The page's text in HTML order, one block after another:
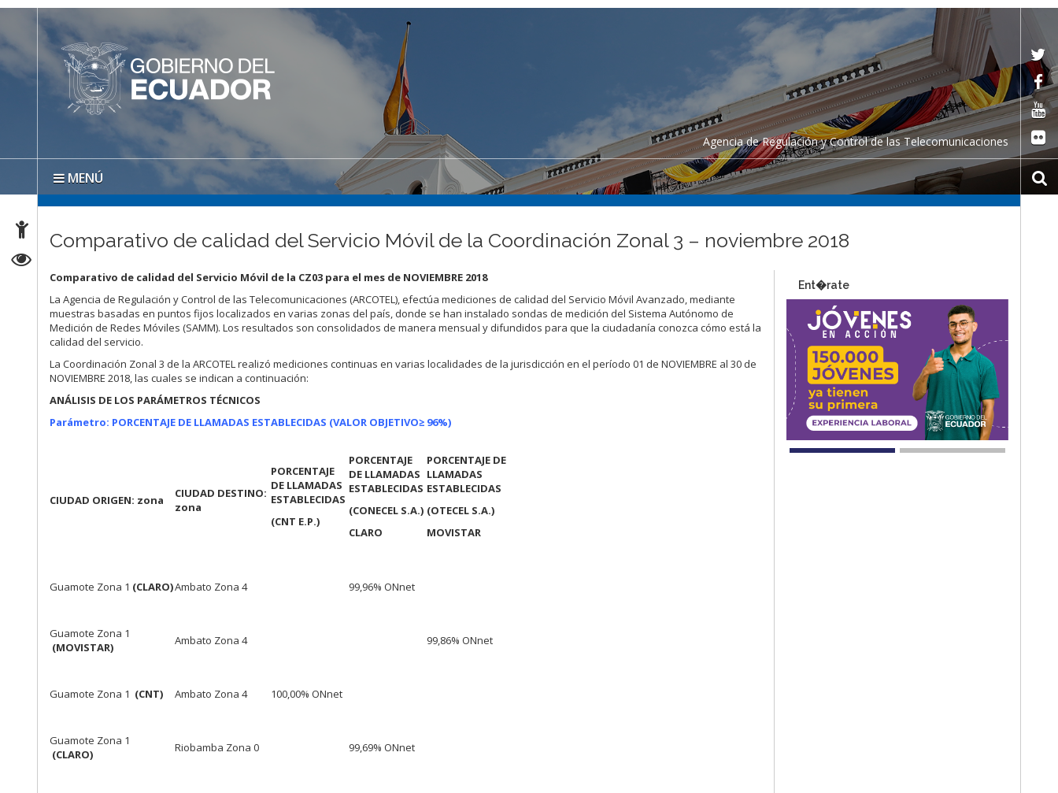
Agencia de Regulación y Control de las Telecomunicaciones
MENÚ
Comparativo de calidad del Servicio Móvil de la Coordinación Zonal 3 – noviembre 2018
Comparativo de calidad del Servicio Móvil de la CZ03 para el mes de NOVIEMBRE 2018
La Agencia de Regulación y Control de las Telecomunicaciones (ARCOTEL), efectúa mediciones de calidad del Servicio Móvil Avanzado, mediante
muestras basadas en puntos fijos localizados en varias zonas del país, donde se han instalado sondas de medición del Sistema Autónomo de
Medición de Redes Móviles (SAMM). Los resultados son consolidados de manera mensual y difundidos para que la ciudadanía conozca cómo está la
calidad del servicio.
La Coordinación Zonal 3 de la ARCOTEL realizó mediciones continuas en varias localidades de la jurisdicción en el período 01 de NOVIEMBRE al 30 de
NOVIEMBRE 2018, las cuales se indican a continuación:
ANÁLISIS DE LOS PARÁMETROS TÉCNICOS
Parámetro: PORCENTAJE DE LLAMADAS ESTABLECIDAS (VALOR OBJETIVO≥ 96%)
CIUDAD ORIGEN: zona
CIUDAD DESTINO:
zona
PORCENTAJE
DE LLAMADAS
ESTABLECIDAS
(CNT E.P.)
PORCENTAJE
DE LLAMADAS
ESTABLECIDAS
(CONECEL S.A.)
CLARO
PORCENTAJE DE
LLAMADAS
ESTABLECIDAS
(OTECEL S.A.)
MOVISTAR
Guamote Zona 1 (CLARO)Ambato Zona 4 99,96% ONnet
Guamote Zona 1
(MOVISTAR)
Ambato Zona 4 99,86% ONnet
Guamote Zona 1 (CNT) Ambato Zona 4 100,00% ONnet
Guamote Zona 1
(CLARO)
Riobamba Zona 0 99,69% ONnet
Ent�rate